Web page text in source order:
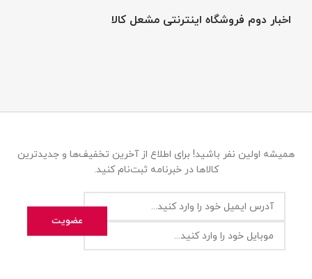
اخبار دوم فروشگاه اینترنتی مشعل کالا
همیشه اولین نفر باشید! برای اطلاع از آخرین تخفیف‌ها و جدیدترین
کالاها در خبرنامه ثبت‌نام کنید.